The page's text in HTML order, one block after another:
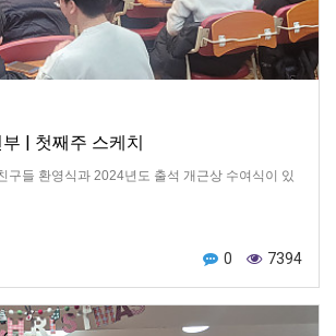
| 첫째주 스케치
구들 환영식과 2024년도 출석 개근상 수여식이 있
0 7394